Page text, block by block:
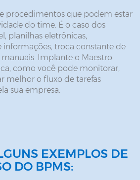
procedimentos que podem estar
do time. É o caso dos
planilhas eletrônicas,
informações, troca constante de
Implante o Maestro
como você pode monitorar,
melhor o fluxo de tarefas
sua empresa.
EXEMPLOS DE
DO BPMS: